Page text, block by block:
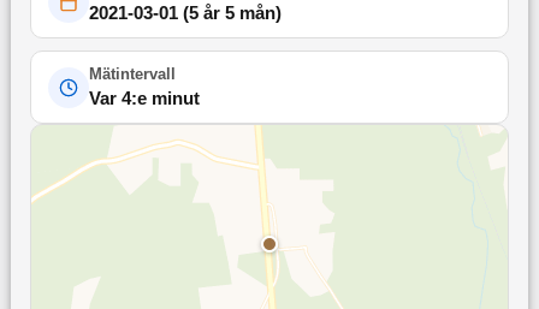
2021-03-01(5 år 5 mån)
Mätintervall
Var 4:e minut